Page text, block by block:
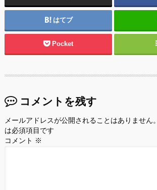
はてブ
Pocket
コメントを残す
メールアドレスが公開されることはありません。
は必須項目です
コメント ※